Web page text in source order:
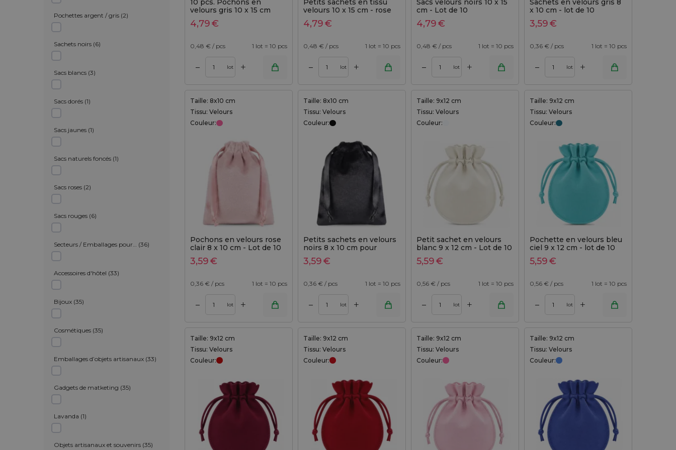
Pochettes argent / gris (2)
Sachets noirs (6)
Sacs blancs (3)
Sacs dorés (1)
Sacs jaunes (1)
Sacs naturels foncés (1)
Sacs roses (2)
Sacs rouges (6)
Secteurs / Emballages pour… (36)
Accessoires d'hôtel (33)
Bijoux (35)
Cosmétiques (35)
Emballages d’objets artisanaux (33)
Gadgets de matketing (35)
Lavanda (1)
Objets artisanaux et souvenirs (35)
10 pcs. Pochons en
velours gris 10 x 15 cm
4,79€
0,48 € / pcs 1 lot = 10 pcs
– lot +
Petits sachets en tissu
velours 10 x 15 cm - rose
clair, lot de 10
4,79€
0,48 € / pcs 1 lot = 10 pcs
– lot +
Sacs velours noirs 10 x 15
cm - Lot de 10
4,79€
0,48 € / pcs 1 lot = 10 pcs
– lot +
Ajouter au panier
Sachets en velours gris 8
x 10 cm - lot de 10
3,59€
0,36 € / pcs 1 lot = 10 pcs
– lot +
Ajouter au panier
Taille: 8x10 cm
Tissu: Velours
Couleur:
Pochons en velours rose
clair 8 x 10 cm - Lot de 10
3,59€
0,36 € / pcs 1 lot = 10 pcs
– lot +
Taille: 8x10 cm
Tissu: Velours
Couleur:
Petits sachets en velours
noirs 8 x 10 cm pour
bijoux
3,59€
0,36 € / pcs 1 lot = 10 pcs
– lot +
Taille: 9x12 cm
Tissu: Velours
Couleur:
Petit sachet en velours
blanc 9 x 12 cm - Lot de 10
5,59€
0,56 € / pcs 1 lot = 10 pcs
– lot +
Ajouter au panier
Taille: 9x12 cm
Tissu: Velours
Couleur:
Pochette en velours bleu
ciel 9 x 12 cm - lot de 10
pièces
5,59€
0,56 € / pcs 1 lot = 10 pcs
– lot +
Ajouter au panier
Taille: 9x12 cm
Tissu: Velours
Couleur:
Taille: 9x12 cm
Tissu: Velours
Couleur:
Taille: 9x12 cm
Tissu: Velours
Couleur:
Taille: 9x12 cm
Tissu: Velours
Couleur: